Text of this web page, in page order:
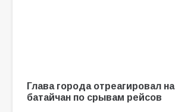
Глава города отреагировал
батайчан по срывам рейсов